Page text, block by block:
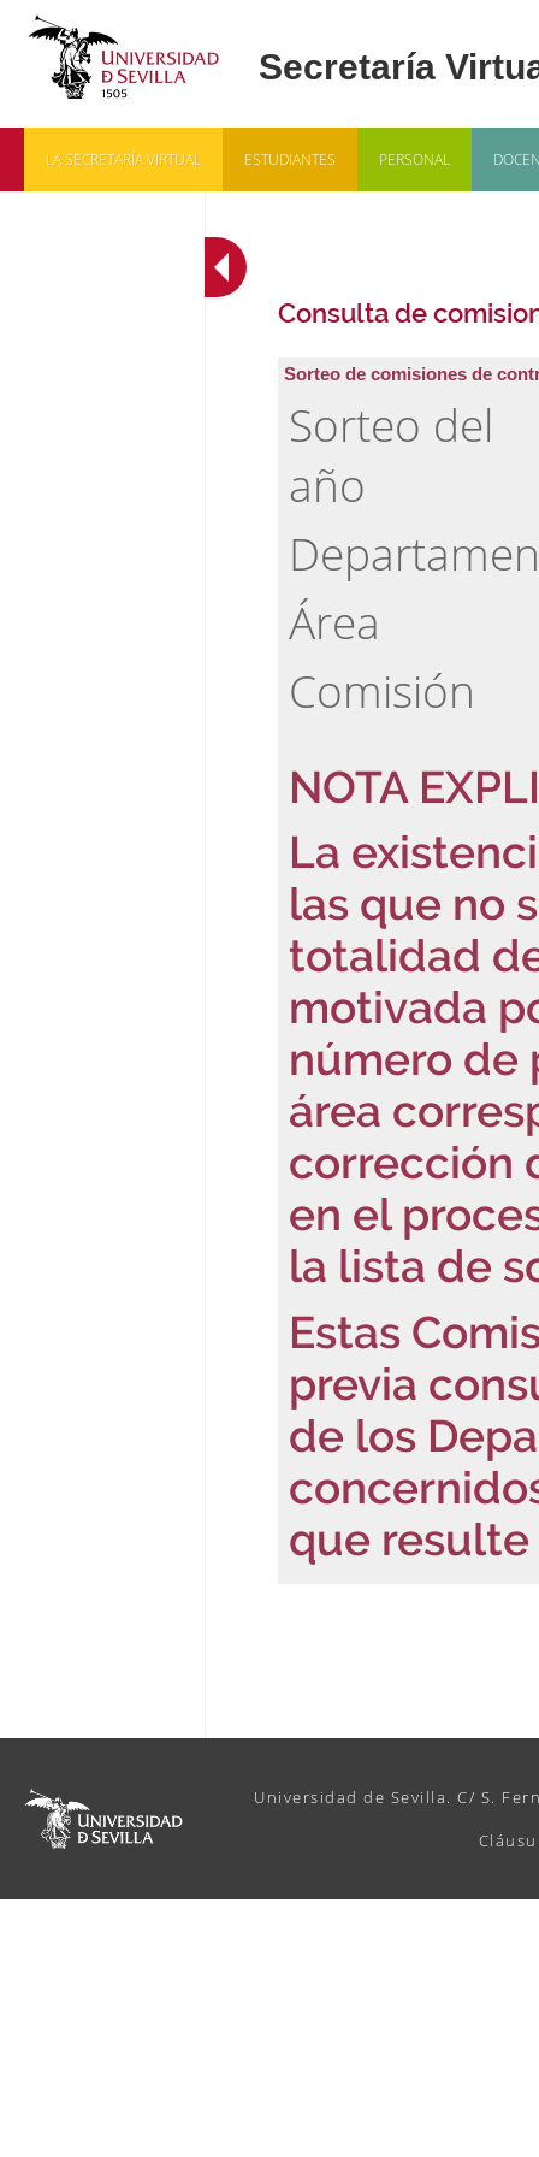
LA SECRETARÍA VIRTUAL ESTUDIANTES PERSONAL
Consulta de
Sorteo de comisiones de
Sorteo del
año
Área
Comisión
NOTA
La
las que no
totalidad
motivada
número de
área
corrección
en el
la lista de
Estas
previa
de los
que
Universidad de Sevilla. C/ S.